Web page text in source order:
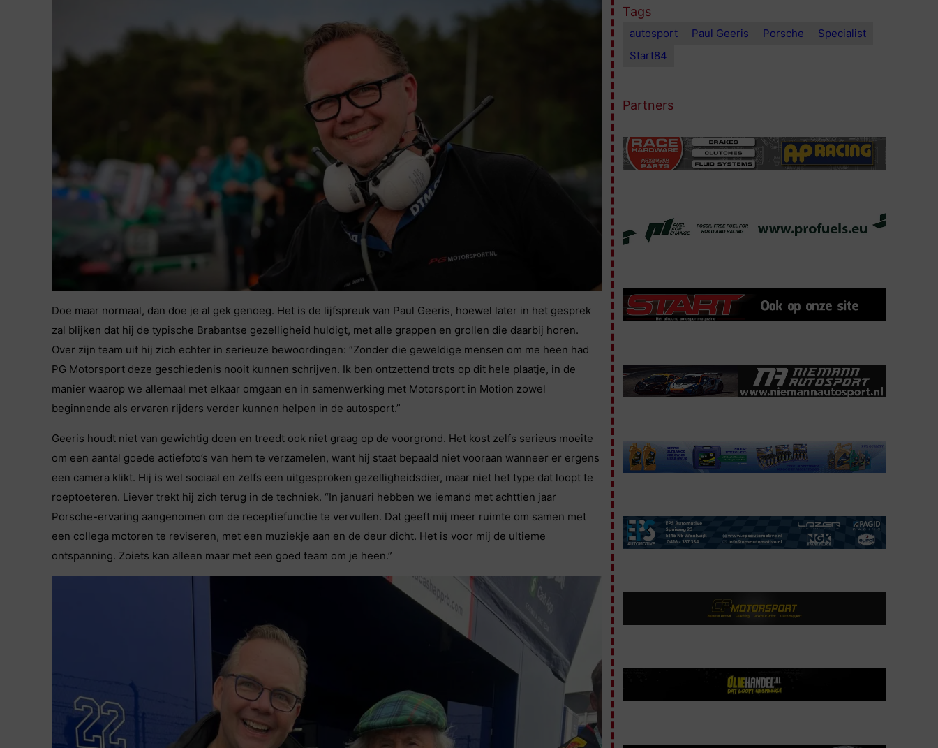
Doe maar normaal, dan doe je al gek genoeg. Het is de lijfspreuk van Paul Geeris, hoewel later in het gesprek
zal blijken dat hij de typische Brabantse gezelligheid huldigt, met alle grappen en grollen die daarbij horen.
Over zijn team uit hij zich echter in serieuze bewoordingen: “Zonder die geweldige mensen om me heen had
PG Motorsport deze geschiedenis nooit kunnen schrijven. Ik ben ontzettend trots op dit hele plaatje, in de
manier waarop we allemaal met elkaar omgaan en in samenwerking met Motorsport in Motion zowel
beginnende als ervaren rijders verder kunnen helpen in de autosport.”
Geeris houdt niet van gewichtig doen en treedt ook niet graag op de voorgrond. Het kost zelfs serieus moeite
om een aantal goede actiefoto’s van hem te verzamelen, want hij staat bepaald niet vooraan wanneer er ergens
een camera klikt. Hij is wel sociaal en zelfs een uitgesproken gezelligheidsdier, maar niet het type dat loopt te
roeptoeteren. Liever trekt hij zich terug in de techniek. “In januari hebben we iemand met achttien jaar
Porsche-ervaring aangenomen om de receptiefunctie te vervullen. Dat geeft mij meer ruimte om samen met
een collega motoren te reviseren, met een muziekje aan en de deur dicht. Het is voor mij de ultieme
ontspanning. Zoiets kan alleen maar met een goed team om je heen.”
Tags
autosport Paul Geeris Porsche
Specialist
Start84
Partners